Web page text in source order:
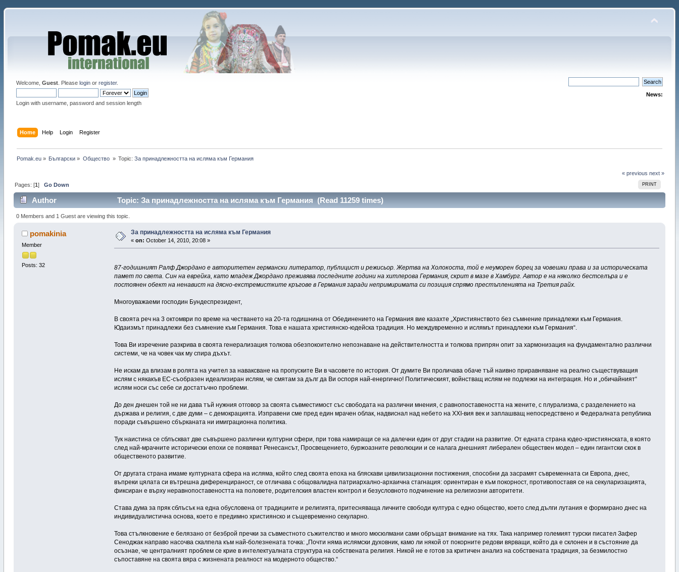
Welcome, Guest. Please loginor register.
Login with username, password and session length
News:
Home Help Login Register
Pomak.eu» Български » Общество » Topic: За принадлежността на исляма към Германия
« previous next »
PRINT
Pages: [1] Go Down
Author Topic: За принадлежността на исляма към Германия (Read 11259 times)
0 Members and 1 Guest are viewing this topic.
pomakinia
Member
Posts: 32
За принадлежността на исляма към Германия
« on: October 14, 2010, 20:08 »
87-годишният Ралф Джордано е авторитетен германски литератор, публицист и режисьор. Жертва на Холокоста, той е неуморен борец за човешки права и за историческата
памет по света. Син на еврейка, като младеж Джордано преживява последните години на хитлерова Германия, скрит в мазе в Хамбург. Автор е на няколко бестселъра и е
постоянен обект на ненавист на дясно-екстремистките кръгове в Германия заради непримиримата си позиция спрямо престъпленията на Третия райх.
Многоуважаеми господин Бундеспрезидент,
В своята реч на 3 октомври по време на честването на 20-та годишнина от Обединението на Германия вие казахте „Християнството без съмнение принадлежи към Германия.
Юдаизмът принадлежи без съмнение към Германия. Това е нашата християнско-юдейска традиция. Но междувременно и ислямът принадлежи към Германия“.
Това Ви изречение разкрива в своята генерализация толкова обезпокоително непознаване на действителността и толкова припрян опит за хармонизация на фундаментално различни
системи, че на човек чак му спира дъхът.
Не искам да влизам в ролята на учител за наваксване на пропуските Ви в часовете по история. От думите Ви проличава обаче тъй наивно приравняване на реално съществуващия
ислям с някакъв ЕС-съобразен идеализиран ислям, че смятам за дълг да Ви оспоря най-енергично! Политическият, войнстващ ислям не подлежи на интеграция. Но и „обичайният“
ислям носи със себе си достатъчно проблеми.
До ден днешен той не ни дава тъй нужния отговор за своята съвместимост със свободата на различни мнения, с равнопоставеността на жените, с плурализма, с разделението на
държава и религия, с две думи – с демокрацията. Изправени сме пред един мрачен облак, надвиснал над небето на XXI-вия век и заплашващ непосредствено и Федералната република
поради съвършено сбърканата ни имиграционна политика.
Тук наистина се сблъскват две съвършено различни културни сфери, при това намиращи се на далечни един от друг стадии на развитие. От едната страна юдео-християнската, в която
след най-мрачните исторически епохи се появяват Ренесансът, Просвещението, буржоазните революции и се налага днешният либерален обществен модел – един гигантски скок в
общественото развитие.
От другата страна имаме културната сфера на исляма, който след своята епоха на бляскави цивилизационни постижения, способни да засрамят съвременната си Европа, днес,
въпреки цялата си вътрешна диференцираност, се отличава с общовалидна патриархално-архаична стагнация: ориентиран е към покорност, противопоставя се на секуларизацията,
фиксиран е върху неравнопоставеността на половете, родителския властен контрол и безусловното подчинение на религиозни авторитети.
Става дума за пряк сблъсък на една обусловена от традициите и религията, притесняваща личните свободи култура с едно общество, което след дълги лутания е формирано днес на
индивидуалистична основа, което е предимно християнско и същевременно секуларно.
Това стълкновение е белязано от безброй пречки за съвместното съжителство и много мюсюлмани сами обръщат внимание на тях. Така например големият турски писател Зафер
Сеноджак направо насочва скалпела към най-болезнената точка: „Почти няма ислямски духовник, камо ли някой от покорните редови вярващи, който да е склонен и в състояние да
осъзнае, че централният проблем се крие в интелектуалната структура на собствената религия. Никой не е готов за критичен анализ на собствената традиция, за безмилостно
съпоставяне на своята вяра с жизнената реалност на модерното общество.“